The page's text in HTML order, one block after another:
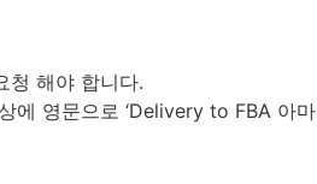
청 해야 합니다.
에 영문으로 ‘Delivery to FBA 아마